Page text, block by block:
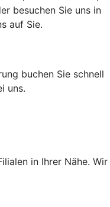
besuchen Sie uns in
auf Sie.
buchen Sie schnell
uns.
in Ihrer Nähe. Wir